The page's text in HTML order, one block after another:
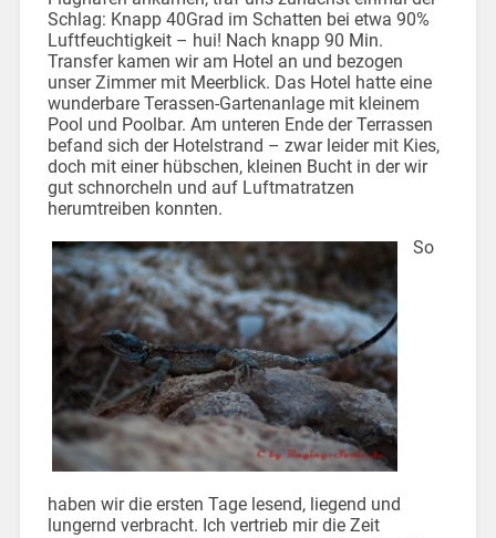
Schlag: Knapp 40Grad im Schatten bei etwa 90%
Luftfeuchtigkeit – hui! Nach knapp 90 Min.
Transfer kamen wir am Hotel an und bezogen
unser Zimmer mit Meerblick. Das Hotel hatte eine
wunderbare Terassen-Gartenanlage mit kleinem
Pool und Poolbar. Am unteren Ende der Terrassen
befand sich der Hotelstrand – zwar leider mit Kies,
doch mit einer hübschen, kleinen Bucht in der wir
gut schnorcheln und auf Luftmatratzen
herumtreiben konnten.
So
haben wir die ersten Tage lesend, liegend und
lungernd verbracht. Ich vertrieb mir die Zeit